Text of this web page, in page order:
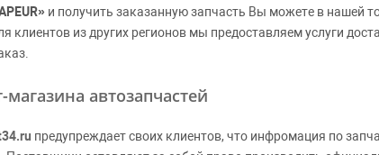
и получить заказанную запчасть Вы можете в нашей
клиентов из других регионов мы предоставляем услуги
автозапчастей
предупреждает своих клиентов, что инфромация по